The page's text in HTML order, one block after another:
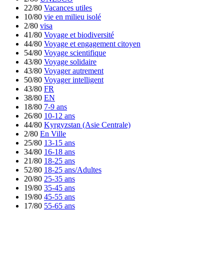
22/80 Vacances utiles
10/80 vie en milieu isolé
2/80 visa
41/80 Voyage et biodiversité
44/80 Voyage et engagement citoyen
54/80 Voyage scientifique
43/80 Voyage solidaire
43/80 Voyager autrement
50/80 Voyager intelligent
43/80 FR
38/80 EN
18/80 7-9 ans
26/80 10-12 ans
44/80 Kyrgyzstan (Asie Centrale)
2/80 En Ville
25/80 13-15 ans
34/80 16-18 ans
21/80 18-25 ans
52/80 18-25 ans/Adultes
20/80 25-35 ans
19/80 35-45 ans
19/80 45-55 ans
17/80 55-65 ans